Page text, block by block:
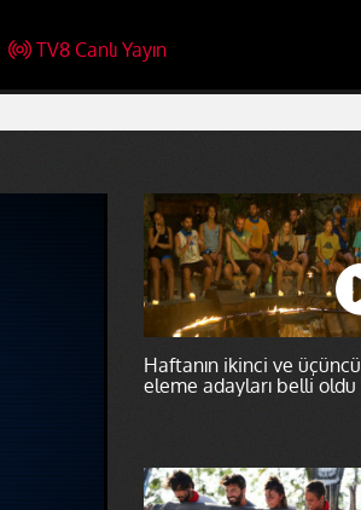
TV8 Canlı Yayın
Haftanın ikinci ve üçüncü
eleme adayları belli oldu